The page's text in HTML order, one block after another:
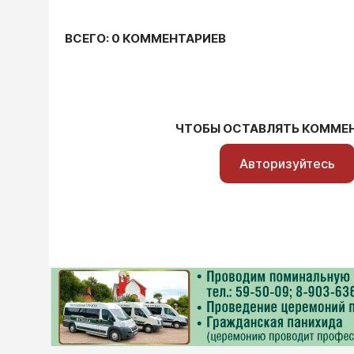
ВСЕГО: 0 КОММЕНТАРИЕВ
ЧТОБЫ ОСТАВЛЯТЬ
Авторизуйтесь